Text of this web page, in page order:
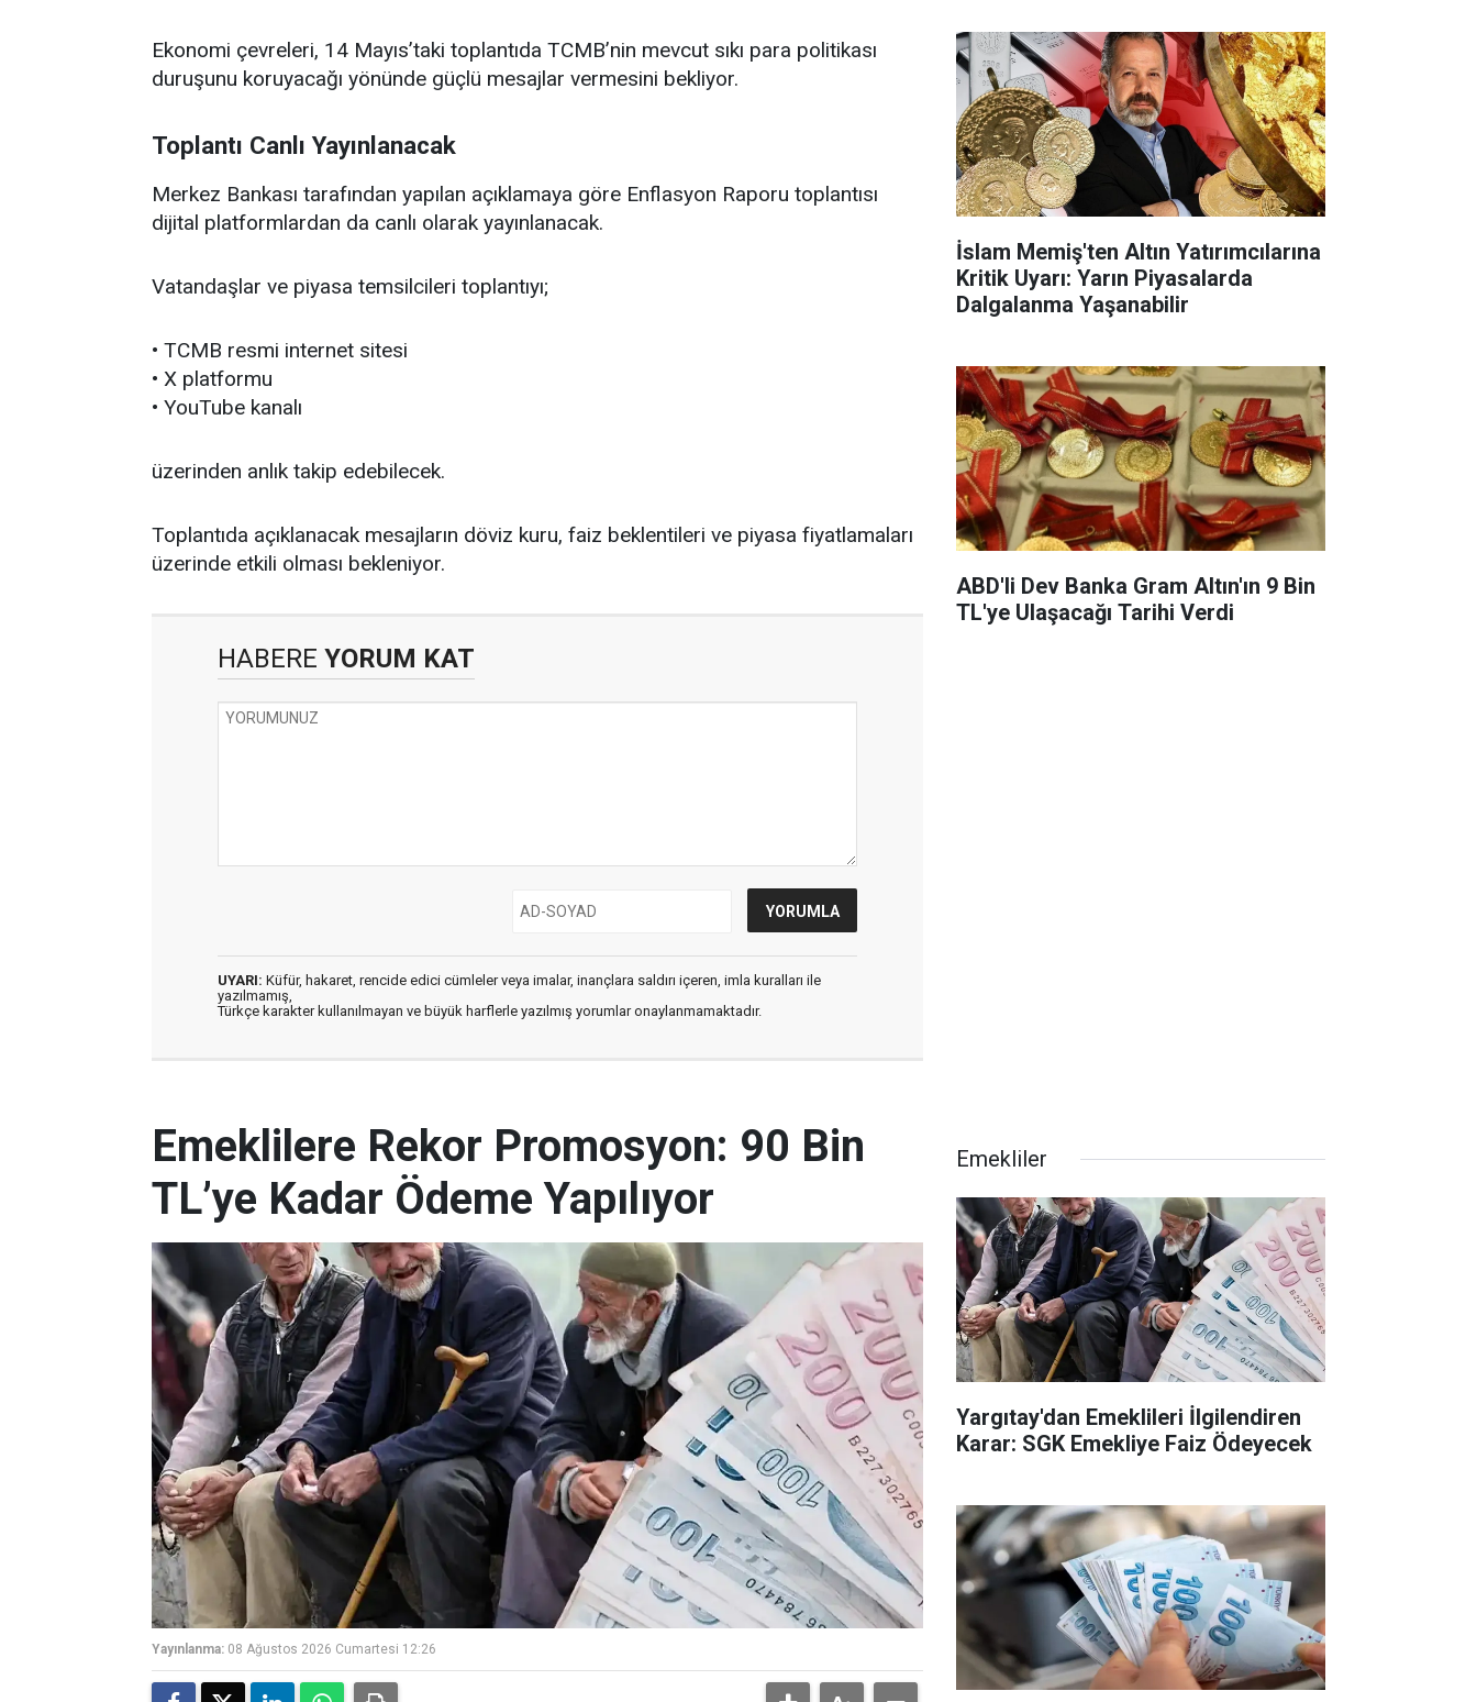
Ekonomi çevreleri, 14 Mayıs’taki toplantıda TCMB’nin mevcut sıkı para politikası
duruşunu koruyacağı yönünde güçlü mesajlar vermesini bekliyor.
Toplantı Canlı Yayınlanacak
Merkez Bankası tarafından yapılan açıklamaya göre Enflasyon Raporu toplantısı
dijital platformlardan da canlı olarak yayınlanacak.
Vatandaşlar ve piyasa temsilcileri toplantıyı;
• TCMB resmi internet sitesi
• X platformu
• YouTube kanalı
üzerinden anlık takip edebilecek.
Toplantıda açıklanacak mesajların döviz kuru, faiz beklentileri ve piyasa fiyatlamaları
üzerinde etkili olması bekleniyor.
HABERE YORUM KAT
UYARI: Küfür, hakaret, rencide edici cümleler veya imalar, inançlara saldırı içeren, imla kuralları ile
yazılmamış,
Türkçe karakter kullanılmayan ve büyük harflerle yazılmış yorumlar onaylanmamaktadır.
İslam Memiş'ten Altın Yatırımcılarına
Kritik Uyarı: Yarın Piyasalarda
Dalgalanma Yaşanabilir
ABD'li Dev Banka Gram Altın'ın 9 Bin
TL'ye Ulaşacağı Tarihi Verdi
Emeklilere Rekor Promosyon: 90 Bin
TL’ye Kadar Ödeme Yapılıyor
Yayınlanma: 08 Ağustos 2026 Cumartesi 12:26
Emekliler
Yargıtay'dan Emeklileri İlgilendiren
Karar: SGK Emekliye Faiz Ödeyecek